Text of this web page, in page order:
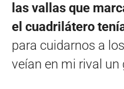
las vallas que
el cuadrilátero
para cuidarnos a
veían en mi rival un